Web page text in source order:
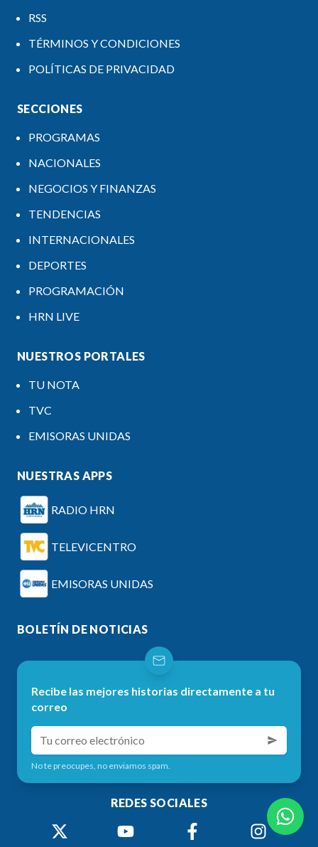
RSS
TÉRMINOS Y CONDICIONES
POLÍTICAS DE PRIVACIDAD
SECCIONES
PROGRAMAS
NACIONALES
NEGOCIOS Y FINANZAS
TENDENCIAS
INTERNACIONALES
DEPORTES
PROGRAMACIÓN
HRN LIVE
NUESTROS PORTALES
TU NOTA
TVC
EMISORAS UNIDAS
NUESTRAS APPS
RADIO HRN
TELEVICENTRO
EMISORAS UNIDAS
BOLETÍN DE NOTICIAS
Recibe las mejores historias directamente a tu
correo
No te preocupes, no enviamos spam.
REDES SOCIALES